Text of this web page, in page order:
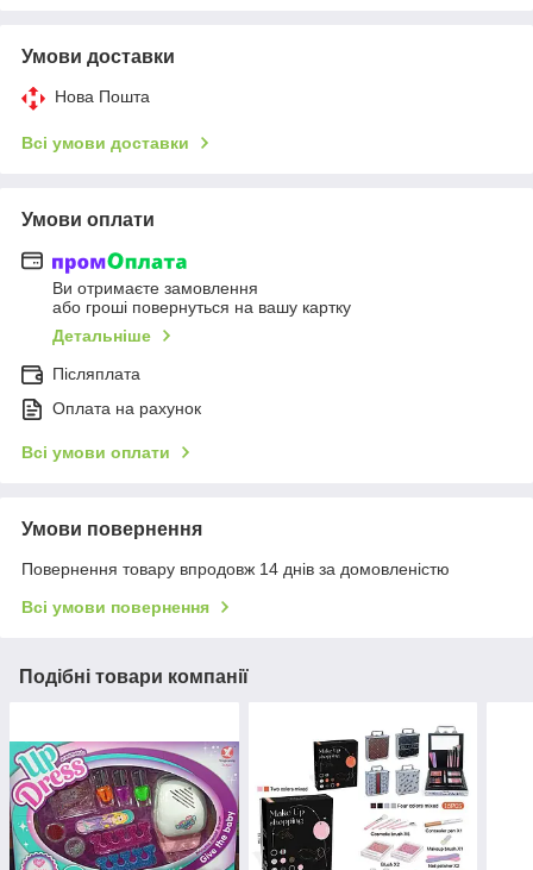
Умови доставки
Нова Пошта
Всі умови доставки
Умови оплати
Ви отримаєте замовлення
або гроші повернуться на вашу картку
Детальніше
Післяплата
Оплата на рахунок
Всі умови оплати
Умови повернення
Повернення товару впродовж 14 днів за домовленістю
Всі умови повернення
Подібні товари компанії